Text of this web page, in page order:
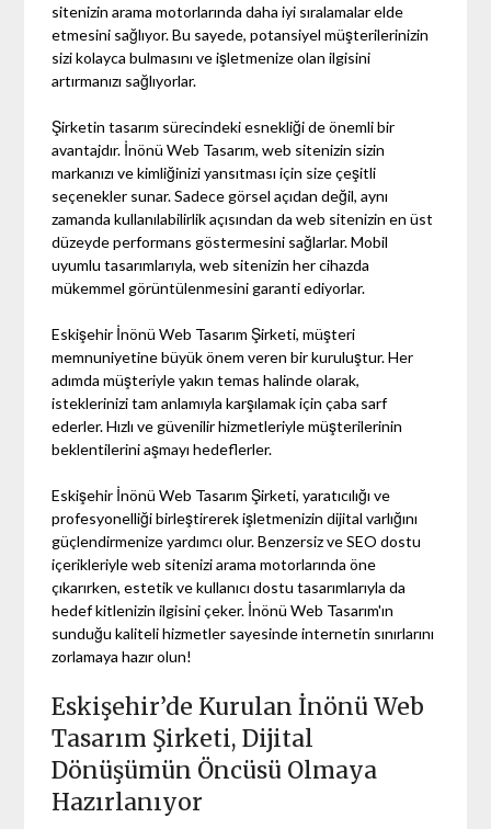
sitenizin arama motorlarında daha iyi sıralamalar elde
etmesini sağlıyor. Bu sayede, potansiyel müşterilerinizin
sizi kolayca bulmasını ve işletmenize olan ilgisini
artırmanızı sağlıyorlar.
Şirketin tasarım sürecindeki esnekliği de önemli bir
avantajdır. İnönü Web Tasarım, web sitenizin sizin
markanızı ve kimliğinizi yansıtması için size çeşitli
seçenekler sunar. Sadece görsel açıdan değil, aynı
zamanda kullanılabilirlik açısından da web sitenizin en üst
düzeyde performans göstermesini sağlarlar. Mobil
uyumlu tasarımlarıyla, web sitenizin her cihazda
mükemmel görüntülenmesini garanti ediyorlar.
Eskişehir İnönü Web Tasarım Şirketi, müşteri
memnuniyetine büyük önem veren bir kuruluştur. Her
adımda müşteriyle yakın temas halinde olarak,
isteklerinizi tam anlamıyla karşılamak için çaba sarf
ederler. Hızlı ve güvenilir hizmetleriyle müşterilerinin
beklentilerini aşmayı hedeflerler.
Eskişehir İnönü Web Tasarım Şirketi, yaratıcılığı ve
profesyonelliği birleştirerek işletmenizin dijital varlığını
güçlendirmenize yardımcı olur. Benzersiz ve SEO dostu
içerikleriyle web sitenizi arama motorlarında öne
çıkarırken, estetik ve kullanıcı dostu tasarımlarıyla da
hedef kitlenizin ilgisini çeker. İnönü Web Tasarım'ın
sunduğu kaliteli hizmetler sayesinde internetin sınırlarını
zorlamaya hazır olun!
Eskişehir’de Kurulan İnönü Web
Tasarım Şirketi, Dijital
Dönüşümün Öncüsü Olmaya
Hazırlanıyor